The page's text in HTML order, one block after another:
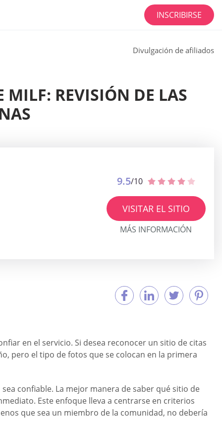
INSCRIBIRSE
Divulgación de afiliados
MILF: REVISIÓN DE LAS
9.5/10
VISITAR EL SITIO
MÁS INFORMACIÓN
en el servicio. Si desea reconocer un sitio de citas
pero el tipo de fotos que se colocan en la primera
confiable. La mejor manera de saber qué sitio de
Este enfoque lleva a centrarse en criterios
que sea un miembro de la comunidad, no debería